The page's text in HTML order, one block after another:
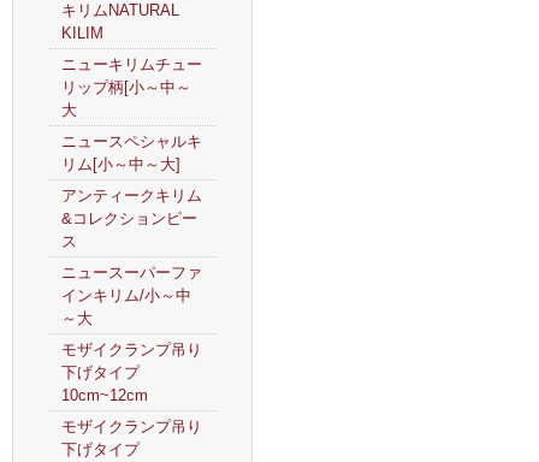
キリムNATURAL
KILIM
ニューキリムチュー
リップ柄[小～中～
大
ニュースペシャルキ
リム[小～中～大]
アンティークキリム
&コレクションピー
ス
ニュースーパーファ
インキリム/小～中
～大
モザイクランプ吊り
下げタイプ
10cm~12cm
モザイクランプ吊り
下げタイプ